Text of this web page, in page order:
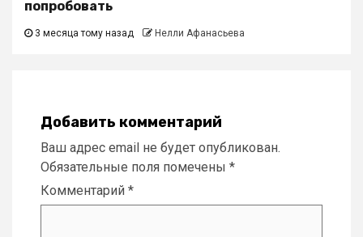
попробовать
3 месяца тому назад Нелли Афанасьева
Добавить комментарий
Ваш адрес email не будет опубликован.
Обязательные поля помечены *
Комментарий *